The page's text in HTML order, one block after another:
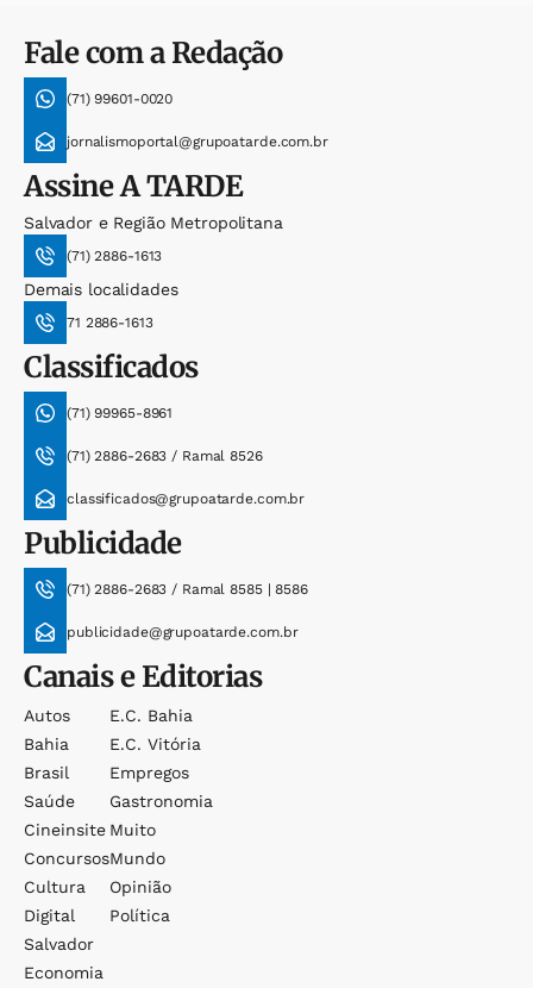
Fale com a Redação
(71) 99601-0020
jornalismoportal@grupoatarde.com.br
AssineA TARDE
Salvador e Região Metropolitana
(71) 2886-1613
Demais localidades
71 2886-1613
Classificados
(71) 99965-8961
(71) 2886-2683 / Ramal 8526
classificados@grupoatarde.com.br
Publicidade
(71) 2886-2683 / Ramal 8585 | 8586
publicidade@grupoatarde.com.br
Canais e Editorias
Autos
Bahia
Brasil
Saúde
Cineinsite
Concursos
Cultura
Digital
Salvador
Economia
E.c. Bahia
E.c. Vitória
Empregos
Gastronomia
Muito
Mundo
Opinião
Política